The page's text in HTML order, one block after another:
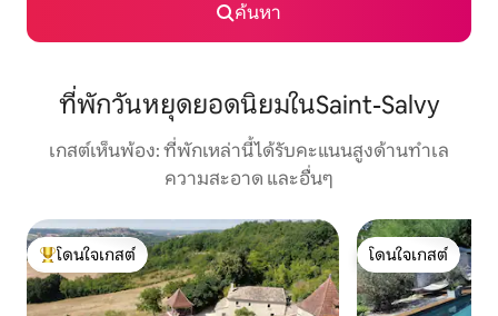
ค้นหา
ที่พักวันหยุดยอดนิยมในSaint-Salvy
เกสต์เห็นพ้อง: ที่พักเหล่านี้ได้รับคะแนนสูงด้านทำเล
ความสะอาด และอื่นๆ
โดนใจเกสต์ที่สุด
โดนใจเกสต์
โดนใจเกสต์
โดนใจเกสต์